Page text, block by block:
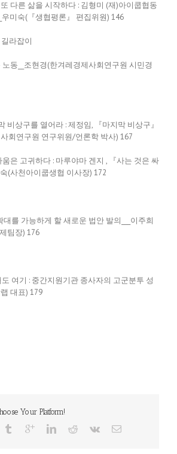
다른 삶을 시작하다 : 김형미 (재)아이쿱협동
우미숙(『생협평론』 편집위원) 146
라잡이
동__조현경(한겨레경제사회연구원 시민경
비상구를 열어라 : 제정임, 『마지막 비상구』
사회연구원 연구위원/언론학 박사) 167
은 고귀하다 : 마루야마 겐지 , 『사는 것은 싸
(사천아이쿱생협 이사장) 172
를 가능하게 할 새로운 법안 발의___이주희
팀장) 176
여기 : 중간지원기관 종사자의 고군분투 성
대표) 179
Your Platform!